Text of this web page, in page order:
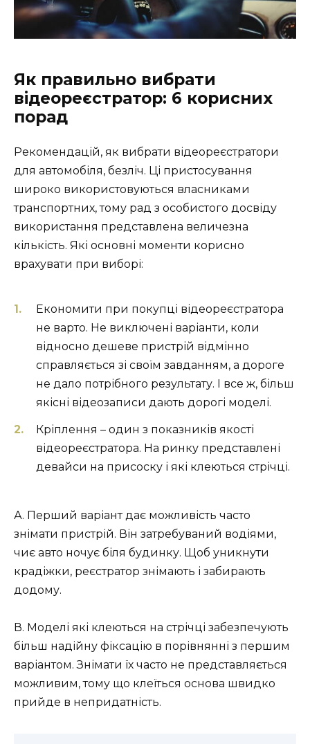
Як правильно вибрати
відеореєстратор: 6 корисних
порад
Рекомендацій, як вибрати відеореєстратори
для автомобіля, безліч. Ці пристосування
широко використовуються власниками
транспортних, тому рад з особистого досвіду
використання представлена величезна
кількість. Які основні моменти корисно
врахувати при виборі:
Економити при покупці відеореєстратора
не варто. Не виключені варіанти, коли
відносно дешеве пристрій відмінно
справляється зі своїм завданням, а дороге
не дало потрібного результату. І все ж, більш
якісні відеозаписи дають дорогі моделі.
Кріплення – один з показників якості
відеореєстратора. На ринку представлені
девайси на присоску і які клеються стрічці.
А. Перший варіант дає можливість часто
знімати пристрій. Він затребуваний водіями,
чиє авто ночує біля будинку. Щоб уникнути
крадіжки, реєстратор знімають і забирають
додому.
В. Моделі які клеються на стрічці забезпечують
більш надійну фіксацію в порівнянні з першим
варіантом. Знімати їх часто не представляється
можливим, тому що клеїться основа швидко
прийде в непридатність.